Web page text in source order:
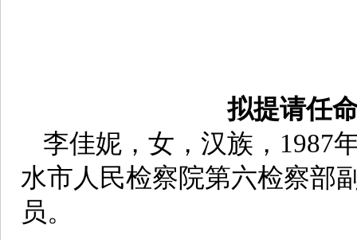
拟提请任
李佳妮，女，汉族，1987
水市人民检察院第六检察部
员。